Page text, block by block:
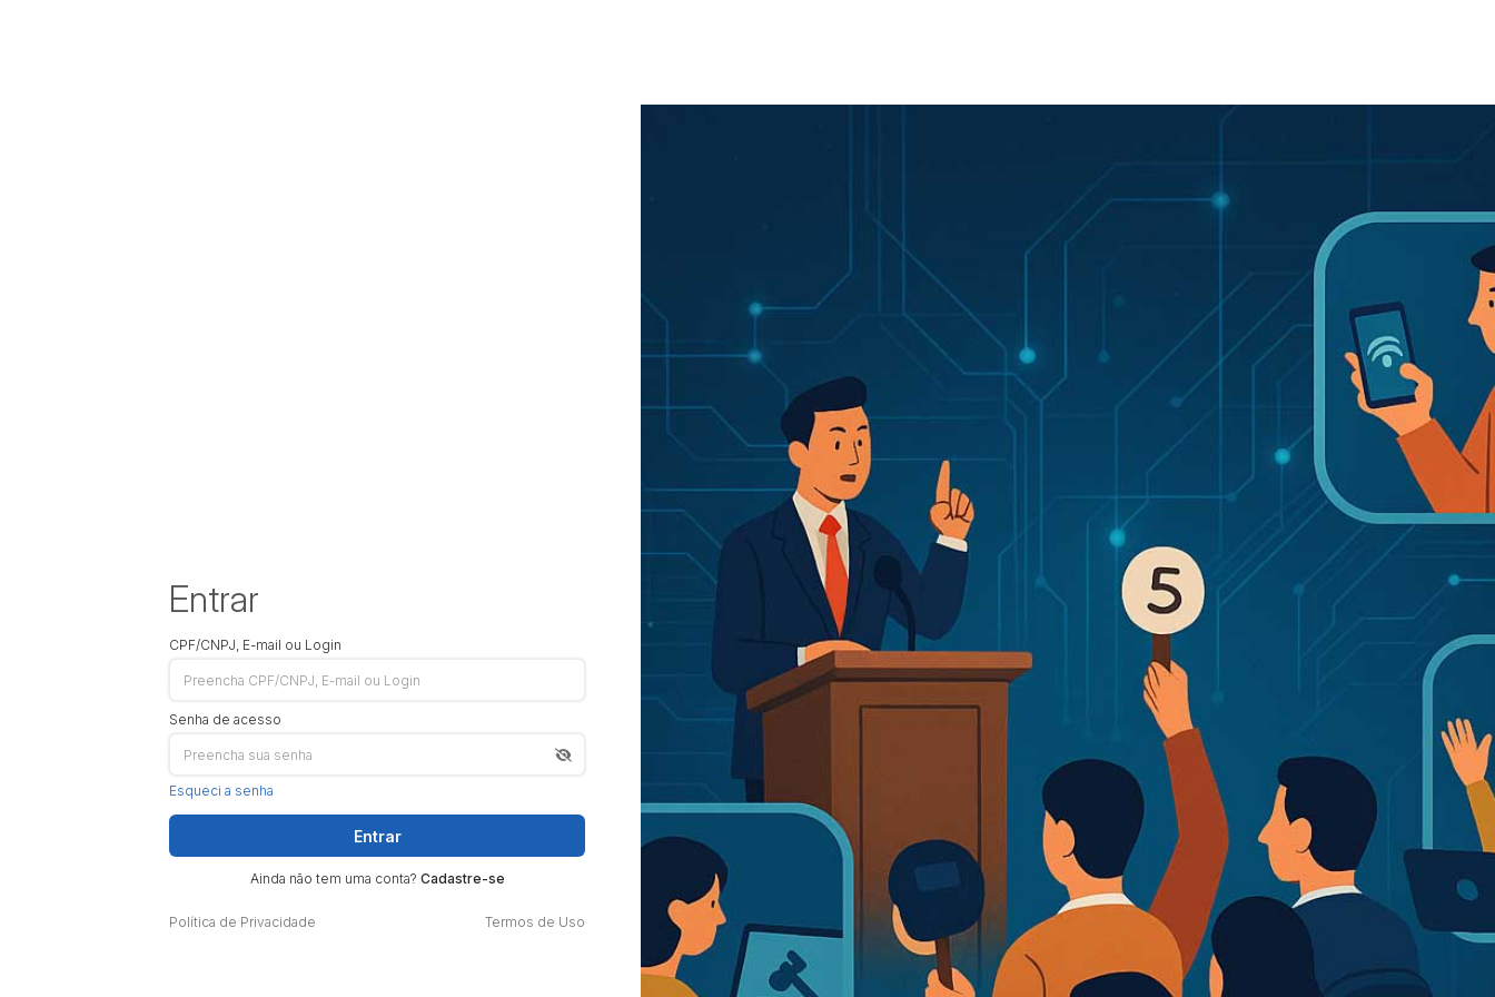
Entrar
CPF/CNPJ, E-mail ou Login
Senha de acesso
Esqueci a senha
Entrar
Ainda não tem uma conta? Cadastre-se
Política de Privacidade Termos de Uso